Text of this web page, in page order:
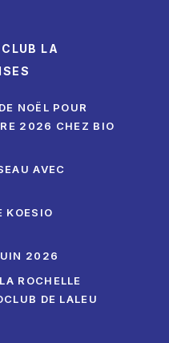
LA
NOËL POUR
2026 CHEZ BIO
AVEC
KOESIO
2026
ROCHELLE
DE LALEU